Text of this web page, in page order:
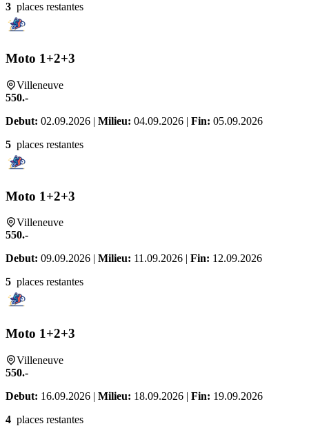
3 places restantes
Moto 1+2+3
Villeneuve
550.-
Debut: 02.09.2026 | Milieu: 04.09.2026 | Fin: 05.09.2026
5 places restantes
Moto 1+2+3
Villeneuve
550.-
Debut: 09.09.2026 | Milieu: 11.09.2026 | Fin: 12.09.2026
5 places restantes
Moto 1+2+3
Villeneuve
550.-
Debut: 16.09.2026 | Milieu: 18.09.2026 | Fin: 19.09.2026
4 places restantes